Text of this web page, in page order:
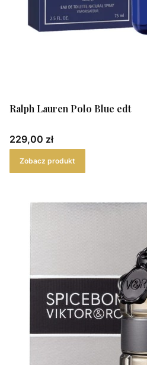
Ralph Lauren Polo Blue edt
Cena
229,00 zł
Zobacz produkt